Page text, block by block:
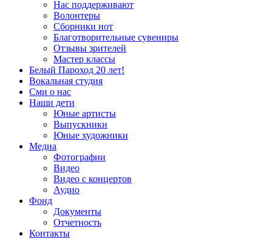
Нас поддерживают
Волонтеры
Сборники нот
Благотворительные сувениры
Отзывы зрителей
Мастер классы
Белый Пароход 20 лет!
Вокальная студия
Сми о нас
Наши дети
Юные артисты
Выпускники
Юные художники
Медиа
Фотографии
Видео
Видео с концертов
Аудио
Фонд
Документы
Отчетность
Контакты